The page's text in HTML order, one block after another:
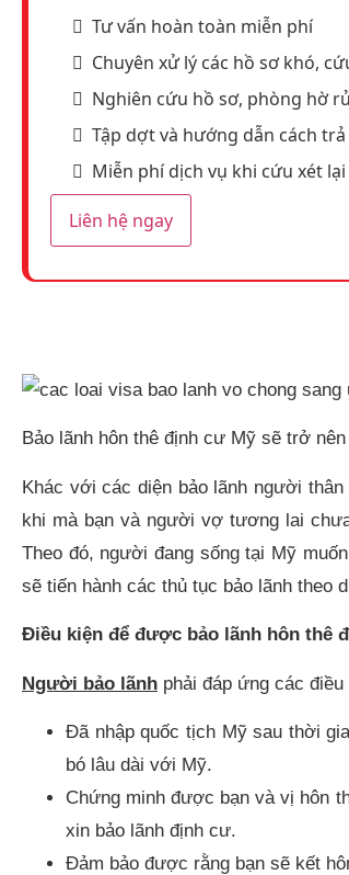
Tư vấn hoàn toàn miễn phí
Chuyên xử lý các hồ sơ khó,
Nghiên cứu hồ sơ, phòng hờ
Tập dợt và hướng dẫn cách
Miễn phí dịch vụ khi cứu xét
Liên hệ ngay
Bảo lãnh hôn thê định cư Mỹ sẽ trở
Khác với các diện bảo lãnh người
khi mà bạn và người vợ tương lai
Theo đó, người đang sống tại Mỹ
sẽ tiến hành các thủ tục bảo lãnh theo
Điều kiện để được bảo lãnh hôn thê
Người bảo lãnh phải đáp ứng các điều
Đã nhập quốc tịch Mỹ sau thời
bó lâu dài với Mỹ.
Chứng minh được bạn và vị hôn
xin bảo lãnh định cư.
Đảm bảo được rằng bạn sẽ kết